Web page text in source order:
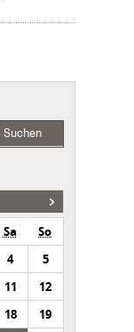
Suchen
Sa
So
4
5
11
12
18
19